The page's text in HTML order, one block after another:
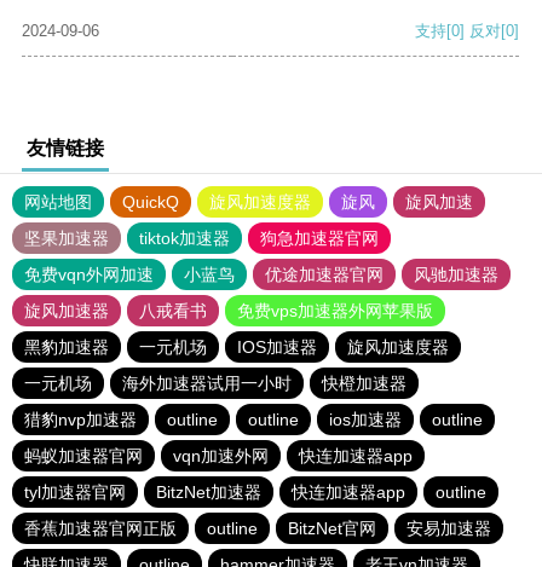
2024-09-06 支持[0] 反对[0]
友情链接
网站地图 QuickQ 旋风加速度器 旋风
旋风加速
坚果加速器
tiktok加速器
狗急加速器官网
免费vqn外网加速
小蓝鸟 优途加速器官网
风驰加速器
旋风加速器
八戒看书
免费vps加速器外网苹果版
黑豹加速器
一元机场 IOS加速器
旋风加速度器
一元机场
海外加速器试用一小时
快橙加速器
猎豹nvp加速器
outline outline ios加速器
outline
蚂蚁加速器官网
vqn加速外网
快连加速器app
tyl加速器官网
BitzNet加速器 快连加速器app
outline
香蕉加速器官网正版
outline BitzNet官网
安易加速器